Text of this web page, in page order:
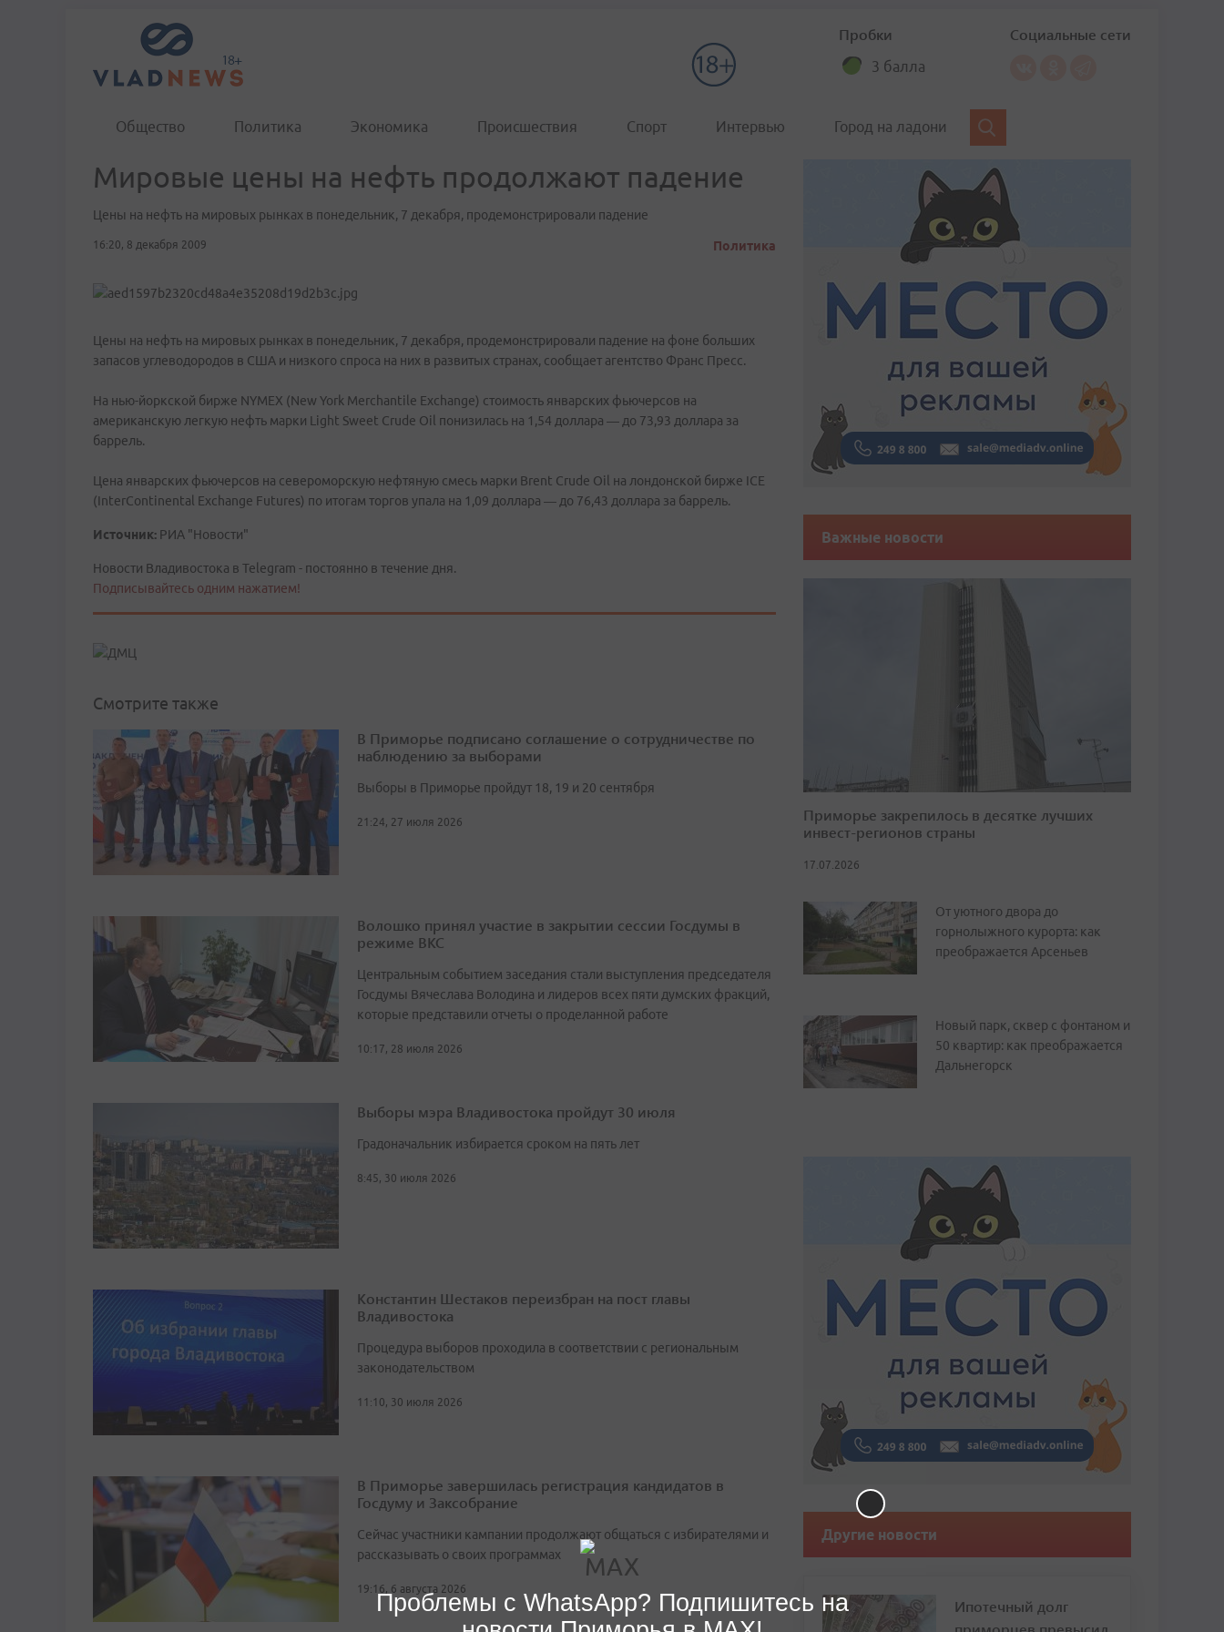
Пробки
3 балла
Социальные сети
Общество Политика Экономика Происшествия Спорт Интервью Город на ладони
Мировые цены на нефть продолжают падение
Цены на нефть на мировых рынках в понедельник, 7 декабря, продемонстрировали падение
16:20, 8 декабря 2009 Политика
Цены на нефть на мировых рынках в понедельник, 7 декабря, продемонстрировали падение на фоне больших
запасов углеводородов в США и низкого спроса на них в развитых странах, сообщает агентство Франс Пресс.
На нью-йоркской бирже NYMEХ (New York Merchantile Exchange) стоимость январских фьючерсов на
американскую легкую нефть марки Light Sweet Crude Oil понизилась на 1,54 доллара — до 73,93 доллара за
баррель.
Цена январских фьючерсов на североморскую нефтяную смесь марки Brent Crude Oil на лондонской бирже IСE
(InterContinental Exchange Futures) по итогам торгов упала на 1,09 доллара — до 76,43 доллара за баррель.
Источник: РИА "Новости"
Новости Владивостока в Telegram - постоянно в течение дня.
Подписывайтесь одним нажатием!
Смотрите также
В Приморье подписано соглашение о сотрудничестве по
наблюдению за выборами
Выборы в Приморье пройдут 18, 19 и 20 сентября
21:24, 27 июля 2026
Волошко принял участие в закрытии сессии Госдумы в
режиме ВКС
Центральным событием заседания стали выступления председателя
Госдумы Вячеслава Володина и лидеров всех пяти думских фракций,
которые представили отчеты о проделанной работе
10:17, 28 июля 2026
Выборы мэра Владивостока пройдут 30 июля
Градоначальник избирается сроком на пять лет
8:45, 30 июля 2026
Константин Шестаков переизбран на пост главы
Владивостока
Процедура выборов проходила в соответствии с региональным
законодательством
11:10, 30 июля 2026
В Приморье завершилась регистрация кандидатов в
Госдуму и Заксобрание
Сейчас участники кампании продолжают общаться с избирателями и
рассказывать о своих программах
19:16, 6 августа 2026
Важные новости
Приморье закрепилось в десятке лучших
инвест-регионов страны
17.07.2026
От уютного двора до
горнолыжного курорта: как
преображается Арсеньев
Новый парк, сквер с фонтаном и
50 квартир: как преображается
Дальнегорск
Другие новости
Ипотечный долг
Проблемы с WhatsApp? Подпишитесь на